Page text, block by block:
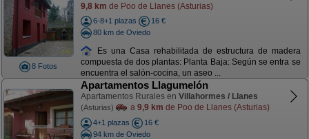
8 Fotos
9,8 km de Poo de Llanes (Asturias)
6-8+1 plazas
16 €
80 km de Oviedo
Es una Casa rehabilitada de estructura de madera
compuesta de dos plantas: Planta Baja: Según se entra se
encuentra el salón-cocina, un aseo ...
Apartamentos Llagumelón
Apartamentos Rurales en Villahormes / Llanes
(Asturias) a 9,9 km de Poo de Llanes (Asturias)
4+1 plazas
16 €
94 km de Oviedo